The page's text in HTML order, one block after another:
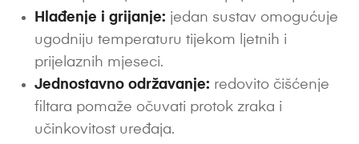
Hlađenje i grijanje: jedan sustav omogućuje
ugodniju temperaturu tijekom ljetnih i
prijelaznih mjeseci.
Jednostavno održavanje: redovito čišćenje
filtara pomaže očuvati protok zraka i
učinkovitost uređaja.